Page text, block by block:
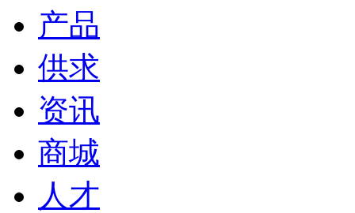
产品
供求
资讯
商城
人才